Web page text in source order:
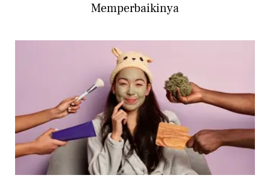
Memperbaikinya